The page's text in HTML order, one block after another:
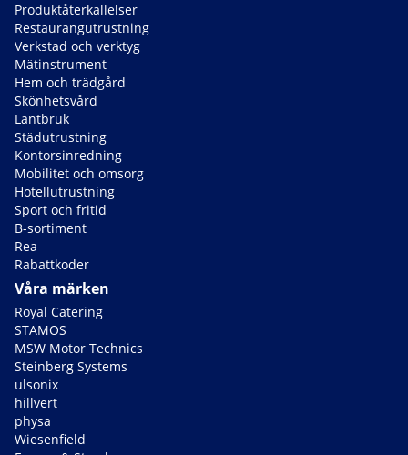
Produktåterkallelser
Restaurangutrustning
Verkstad och verktyg
Mätinstrument
Hem och trädgård
Skönhetsvård
Lantbruk
Städutrustning
Kontorsinredning
Mobilitet och omsorg
Hotellutrustning
Sport och fritid
B-sortiment
Rea
Rabattkoder
Våra märken
Royal Catering
STAMOS
MSW Motor Technics
Steinberg Systems
ulsonix
hillvert
physa
Wiesenfield